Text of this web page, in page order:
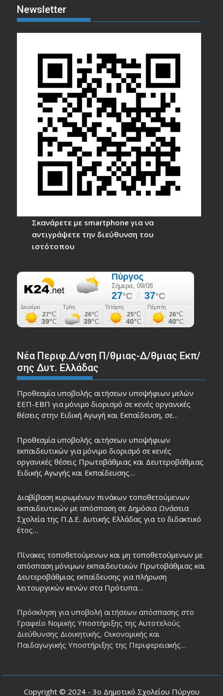
Newsletter
Σκανάρετε με smartphone για να
αντιγράψετε την διεύθυνση του
ιστότοπου
Νέα Περιφ.Δ/νση Π/θμιας-Δ/θμιας Εκπ/
σης Δυτ. Ελλάδας
Προθεσμία υποβολής αιτήσεων υποψήφιων μελών
ΕΕΠ-ΕΒΠ για μόνιμο διορισμό σε κενές οργανικές
θέσεις στην Ειδική Αγωγή και Εκπαίδευση, σε…
Προθεσμία υποβολής αιτήσεων υποψήφιων
εκπαιδευτικών για μόνιμο διορισμό σε κενές
οργανικές θέσεις Πρωτοβάθμιας και Δευτεροβάθμιας
Ειδικής Αγωγής και Εκπαίδευσης…
Διαβίβαση κυρωμένων πινάκων τοποθετούμενων
εκπαιδευτικών με απόσπαση σε Δημόσια Ωνάσεια
Σχολεία της Π.Δ.Ε. Δυτικής Ελλάδας για το διδακτικό
έτος…
Πίνακες τοποθετούμενων και μη τοποθετούμενων με
απόσπαση μόνιμων εκπαιδευτικών Πρωτοβάθμιας και
Δευτεροβάθμιας εκπαίδευσης για πλήρωση
λειτουργικών κενών στα Πρότυπα…
Πρόσκληση για υποβολή αιτήσεων απόσπασης στο
Γραφείο Νομικής Υποστήριξης της Αυτοτελούς
Διεύθυνσης Διοικητικής, Οικονομικής και
Παιδαγωγικής Υποστήριξης της Περιφερειακής…
Copyright © 2024 - 3ο Δημοτικό Σχολείου Πύργου